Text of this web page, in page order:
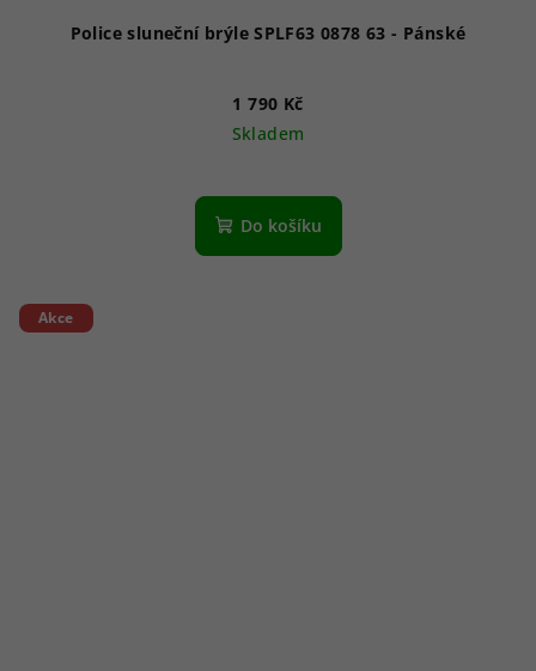
Police sluneční brýle SPLF63 0878 63 - Pánské
1 790 Kč
Skladem
Do košíku
Akce